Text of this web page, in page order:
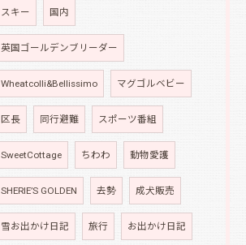
スキー 国内
英国ゴールデンブリーダー
Wheatcolli&Bellissimo マグゴルベビー
区長 同行避難 スポーツ番組
SweetCottage ちわわ 動物愛護
SHERIE’S GOLDEN 去勢 成犬販売
雪お出かけ日記 旅行 お出かけ日記